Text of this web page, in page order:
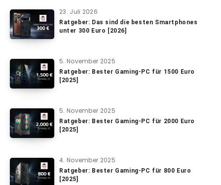
23. Juli 2026
Ratgeber: Das sind die besten Smartphones
unter 300 Euro [2026]
5. November 2025
Ratgeber: Bester Gaming-PC für 1500 Euro
[2025]
5. November 2025
Ratgeber: Bester Gaming-PC für 2000 Euro
[2025]
4. November 2025
Ratgeber: Bester Gaming-PC für 800 Euro
[2025]